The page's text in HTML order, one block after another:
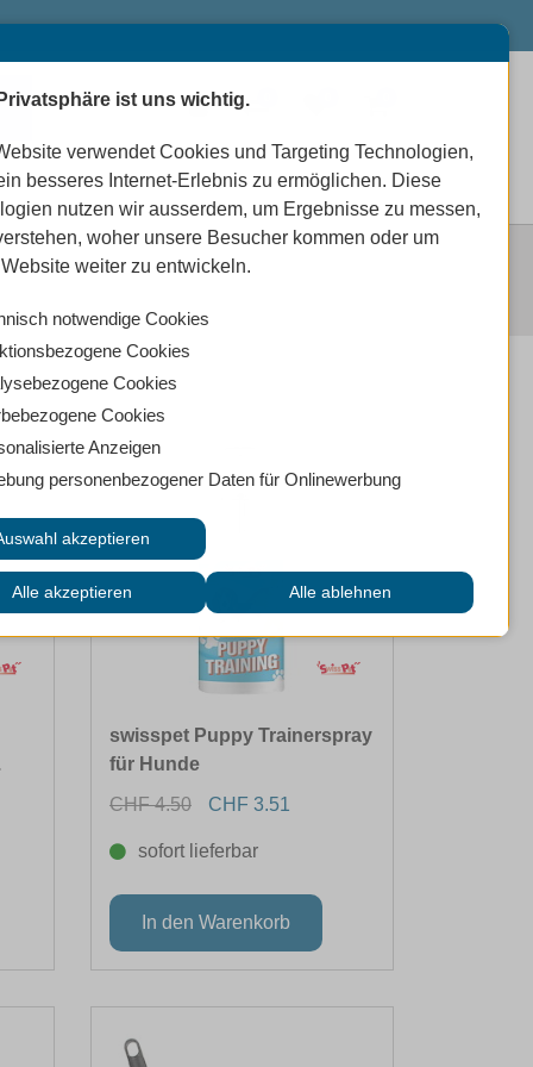
swisspet Puppy Trainerspray
für Hunde
CHF 4.50
CHF 3.51
sofort lieferbar
ist uns wichtig.
verwendet Cookies und Targeting Technologien,
besseres Internet-Erlebnis zu ermöglichen. Diese
nutzen wir ausserdem, um Ergebnisse zu messen,
woher unsere Besucher kommen oder um
weiter zu entwickeln.
notwendige Cookies
Cookies
Cookies
Cookies
Anzeigen
personenbezogener Daten für Onlinewerbung